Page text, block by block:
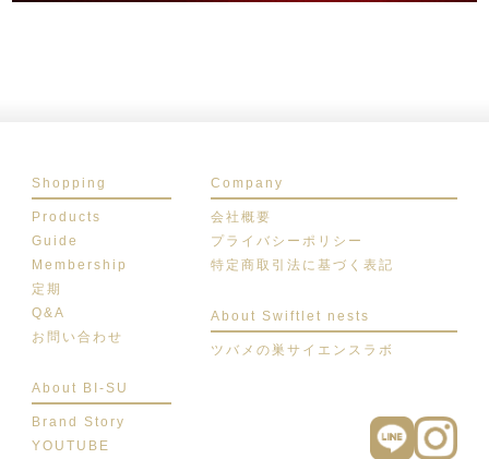
Shopping
Products
Guide
Membership
定期
Q&A
お問い合わせ
About BI-SU
Brand Story
YOUTUBE
Company
会社概要
プライバシーポリシー
特定商取引法に基づく表記
About Swiftlet nests
ツバメの巣サイエンスラボ